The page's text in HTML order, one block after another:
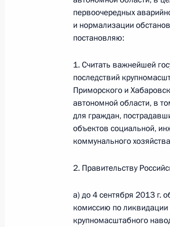
Президента для ряда
27 июня 2012 года, 11:40
О ходе исполнения
по итогам работы
в Республике Саха
16 января 2012 года, 20:25
5, 6 перечня
26 декабря 2011 года, 18:30
первоочередных
и нормализации
постановляю:
1. Считать важнейшей
последствий
Приморского и
автономной области, в
для граждан,
объектов социальной,
коммунального
2. Правительству
а) до 4 сентября 2013 г.
комиссию по ликвидации
крупномасштабного